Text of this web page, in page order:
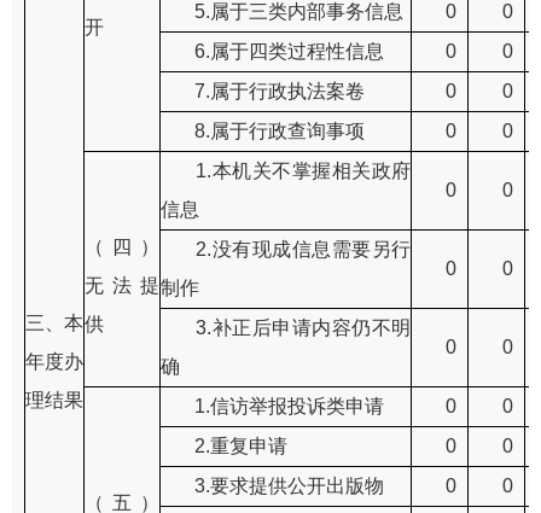
三、本
年度办
理结果
开
5.属于三类内部事务信息
0
0
6.属于四类过程性信息
0
0
7.属于行政执法案卷
0
0
8.属于行政查询事项
0 0
（四）
无法提
供
1.本机关不掌握相关政府
信息
0 0
2.没有现成信息需要另行
制作
0 0
3.补正后申请内容仍不明
确
0 0
（五）
1.信访举报投诉类申请 0
0
2.重复申请
0
0
3.要求提供公开出版物
0
0